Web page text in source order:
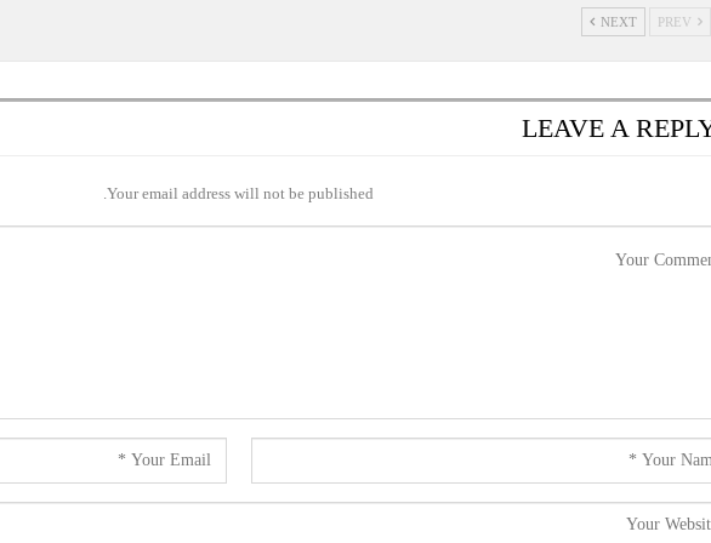
NEXT
LEAVE A
Your email address will not be published.